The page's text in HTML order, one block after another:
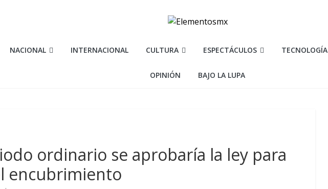
NACIONAL INTERNACIONAL CULTURA ESPECTÁCULOS TECNOLOGÍA
OPINIÓN BAJO LA LUPA
ordinario se aprobaría la ley para
encubrimiento